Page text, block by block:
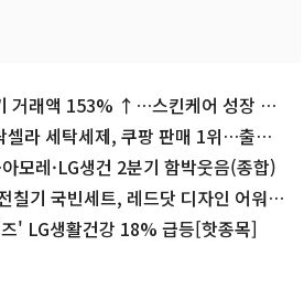
거래액 153% ↑…스킨케어 성장 견
라 세탁세제, 쿠팡 판매 1위…출시 2
모레·LG생건 2분기 함박웃음(종합)
칠기 국빈세트, 레드닷 디자인 어워드
' LG생활건강 18% 급등[핫종목]